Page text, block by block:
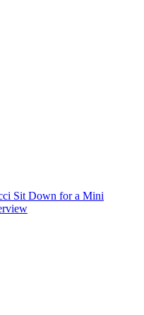
Sit Down for a Mini